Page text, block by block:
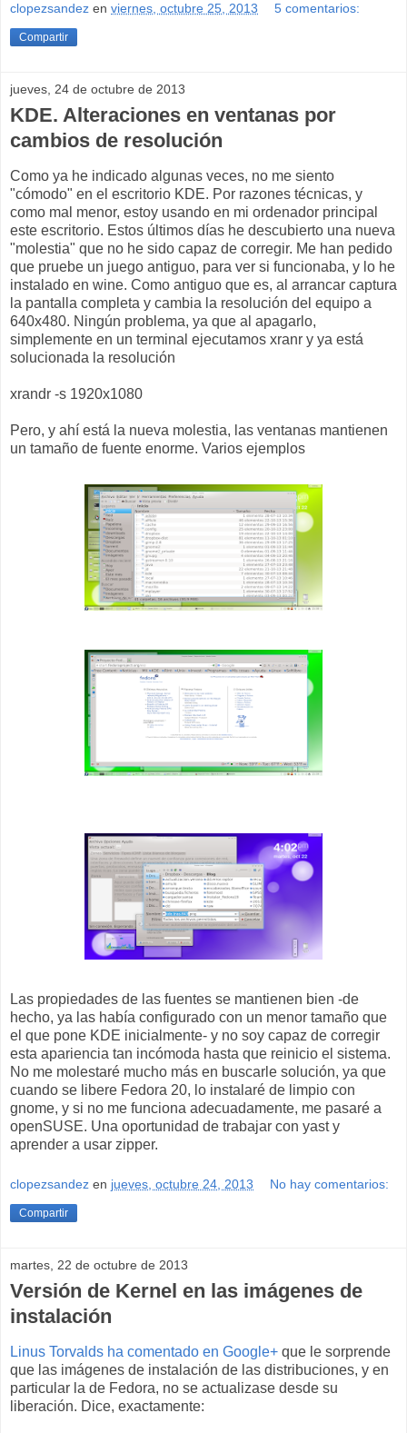
clopezsandez en viernes, octubre 25, 2013 5 comentarios:
Compartir
jueves, 24 de octubre de 2013
KDE. Alteraciones en ventanas por
cambios de resolución
Como ya he indicado algunas veces, no me siento
"cómodo" en el escritorio KDE. Por razones técnicas, y
como mal menor, estoy usando en mi ordenador principal
este escritorio. Estos últimos días he descubierto una nueva
"molestia" que no he sido capaz de corregir. Me han pedido
que pruebe un juego antiguo, para ver si funcionaba, y lo he
instalado en wine. Como antiguo que es, al arrancar captura
la pantalla completa y cambia la resolución del equipo a
640x480. Ningún problema, ya que al apagarlo,
simplemente en un terminal ejecutamos xranr y ya está
solucionada la resolución
xrandr -s 1920x1080
Pero, y ahí está la nueva molestia, las ventanas mantienen
un tamaño de fuente enorme. Varios ejemplos
Las propiedades de las fuentes se mantienen bien -de
hecho, ya las había configurado con un menor tamaño que
el que pone KDE inicialmente- y no soy capaz de corregir
esta apariencia tan incómoda hasta que reinicio el sistema.
No me molestaré mucho más en buscarle solución, ya que
cuando se libere Fedora 20, lo instalaré de limpio con
gnome, y si no me funciona adecuadamente, me pasaré a
openSUSE. Una oportunidad de trabajar con yast y
aprender a usar zipper.
clopezsandez en jueves, octubre 24, 2013 No hay comentarios:
Compartir
martes, 22 de octubre de 2013
Versión de Kernel en las imágenes de
instalación
Linus Torvalds ha comentado en Google+ que le sorprende
que las imágenes de instalación de las distribuciones, y en
particular la de Fedora, no se actualizase desde su
liberación. Dice, exactamente: